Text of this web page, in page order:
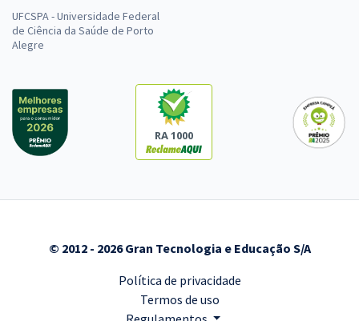
UFCSPA - Universidade Federal
de Ciência da Saúde de Porto
Alegre
RA 1000
© 2012 - 2026 Gran Tecnologia e Educação S/A
Política de privacidade
Termos de uso